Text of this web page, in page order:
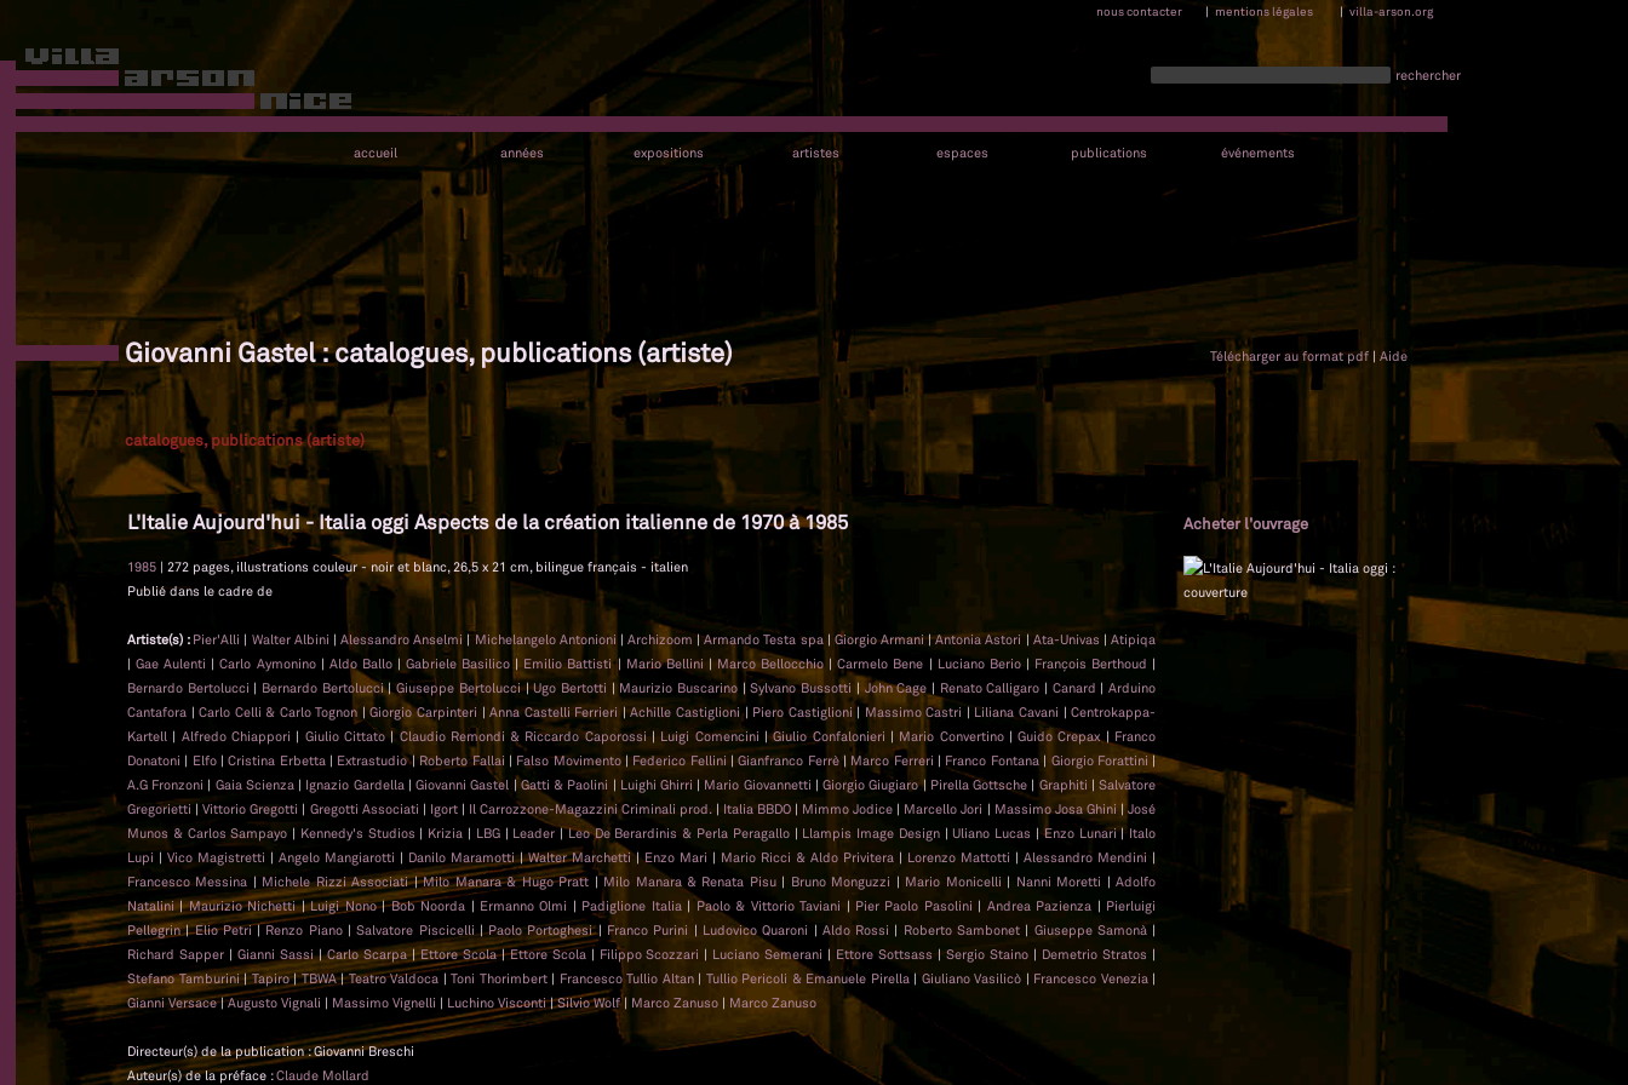
nous contacter | mentions légales | villa-arson.org
rechercher
accueil années expositions artistes espaces publications événements
Giovanni Gastel : catalogues, publications (artiste) Télécharger au format pdf | Aide
catalogues, publications (artiste)
L'Italie Aujourd'hui - Italia oggi Aspects de la création italienne de 1970 à 1985 Acheter l'ouvrage
1985 | 272 pages, illustrations couleur - noir et blanc, 26,5 x 21 cm, bilingue français - italien
Publié dans le cadre de
Artiste(s) : Pier'Alli | Walter Albini |Alessandro Anselmi |Michelangelo Antonioni | Archizoom|Armando Testa spa| Giorgio Armani|Antonia Astori | Ata-Univas |Atipiqa
|Gae Aulenti |Carlo Aymonino| Aldo Ballo|Gabriele Basilico | Emilio Battisti| Mario Bellini | Marco Bellocchio |Carmelo Bene | Luciano Berio| François Berthoud |
Bernardo Bertolucci | Bernardo Bertolucci|Giuseppe Bertolucci|Ugo Bertotti | Maurizio Buscarino |Sylvano Bussotti | John Cage | Renato Calligaro | Canard |Arduino
Cantafora |Carlo Celli & Carlo Tognon |Giorgio Carpinteri |Anna Castelli Ferrieri |Achille Castiglioni | Piero Castiglioni | Massimo Castri | Liliana Cavani |Centrokappa-
Kartell | Alfredo Chiappori | Giulio Cittato| Claudio Remondi & Riccardo Caporossi | Luigi Comencini |Giulio Confalonieri | Mario Convertino|Guido Crepax | Franco
Donatoni | Elfo|Cristina Erbetta | Extrastudio|Roberto Fallai | Falso Movimento|Federico Fellini |Gianfranco Ferrè| Marco Ferreri | Franco Fontana | Giorgio Forattini |
A.G Fronzoni | Gaia Scienza | Ignazio Gardella |Giovanni Gastel | Gatti & Paolini | Luighi Ghirri | Mario Giovannetti |Giorgio Giugiaro| Pirella Gottsche | Graphiti |Salvatore
Gregorietti|Vittorio Gregotti | Gregotti Associati | Igort| Il Carrozzone-Magazzini Criminali prod. | Italia BBDO| Mimmo Jodice | Marcello Jori | Massimo Josa Ghini|José
Munos & Carlos Sampayo | Kennedy's Studios | Krizia | LBG| Leader|Leo De Berardinis & Perla Peragallo| Llampis Image Design| Uliano Lucas |Enzo Lunari| Italo
Lupi | Vico Magistretti | Angelo Mangiarotti | Danilo Maramotti|Walter Marchetti|Enzo Mari | Mario Ricci & Aldo Privitera | Lorenzo Mattotti | Alessandro Mendini |
Francesco Messina | Michele Rizzi Associati|Milo Manara & Hugo Pratt |Milo Manara & Renata Pisu| Bruno Monguzzi | Mario Monicelli | Nanni Moretti |Adolfo
Natalini|Maurizio Nichetti|Luigi Nono|Bob Noorda | Ermanno Olmi | Padiglione Italia | Paolo & Vittorio Taviani | Pier Paolo Pasolini | Andrea Pazienza | Pierluigi
Pellegrin|Elio Petri|Renzo Piano|Salvatore Piscicelli |Paolo Portoghesi| Franco Purini | Ludovico Quaroni | Aldo Rossi | Roberto Sambonet | Giuseppe Samonà|
Richard Sapper| Gianni Sassi|Carlo Scarpa|Ettore Scola|Ettore Scola | Filippo Scozzari | Luciano Semerani | Ettore Sottsass |Sergio Staino | Demetrio Stratos |
Stefano Tamburini|Tapiro|TBWA|Teatro Valdoca | Toni Thorimbert| Francesco Tullio Altan| Tullio Pericoli & Emanuele Pirella | Giuliano Vasilicò | Francesco Venezia |
Gianni Versace|Augusto Vignali | Massimo Vignelli | Luchino Visconti|Silvio Wolf| Marco Zanuso | Marco Zanuso
Directeur(s) de la publication : Giovanni Breschi
Auteur(s) de la préface :Claude Mollard